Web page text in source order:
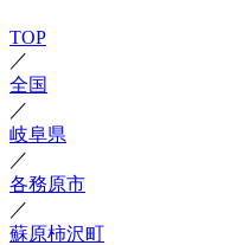
TOP
／
全国
／
岐阜県
／
各務原市
／
蘇原柿沢町